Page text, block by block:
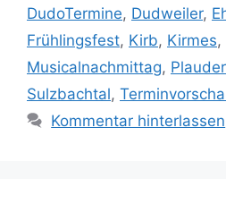
DudoTermine, Dudweiler,
Frühlingsfest, Kirb, Kirmes,
Musicalnachmittag,
Sulzbachtal,
Kommentar hinterlassen